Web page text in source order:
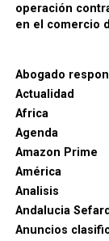
operación
en el comercio
Abogado
Actualidad
Africa
Agenda
Amazon Prime
América
Analisis
Andalucia
Anuncios